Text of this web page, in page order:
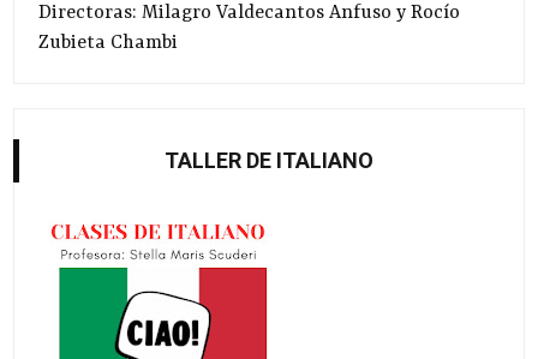
Directoras: Milagro Valdecantos Anfuso y Rocío
Zubieta Chambi
TALLER DE ITALIANO